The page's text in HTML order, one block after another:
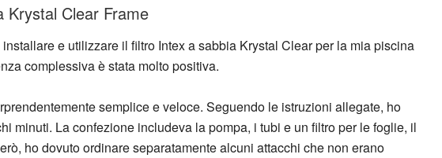
Krystal Clear Frame
installare e utilizzare il filtro Intex a sabbia Krystal Clear per la mia piscina
complessiva è stata molto positiva.
semplice e veloce. Seguendo le istruzioni allegate, ho
minuti. La confezione includeva la pompa, i tubi e un filtro per le foglie, il
ho dovuto ordinare separatamente alcuni attacchi che non erano